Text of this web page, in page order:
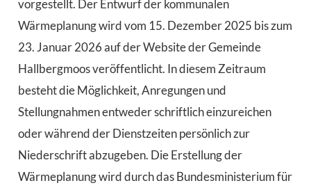
vorgestellt. Der Entwurf der kommunalen
Wärmeplanung wird vom 15. Dezember 2025 bis zum
23. Januar 2026 auf der Website der Gemeinde
Hallbergmoos veröffentlicht. In diesem Zeitraum
besteht die Möglichkeit, Anregungen und
Stellungnahmen entweder schriftlich einzureichen
oder während der Dienstzeiten persönlich zur
Niederschrift abzugeben. Die Erstellung der
Wärmeplanung wird durch das Bundesministerium für